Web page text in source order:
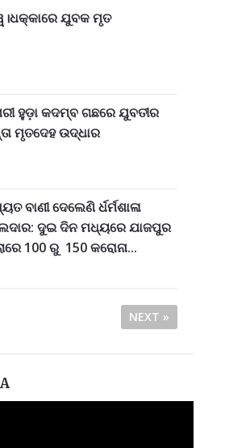
ଯୁବକ ମୃତ
ହୁଡ଼ା କଦମ୍ବ ଗଛରେ ଯୁବତୀର
ମୃତଦେହ ଉଦ୍ଧାର
ବାଣୀ ଦେଲେଣି ର୍ଧର୍ମଶାଳା
ଦୁଇ ଦିନ ମଧ୍ୟରେ ଯାଜପୁର
100 ରୁ 150 କରୋନା...
NEXT »